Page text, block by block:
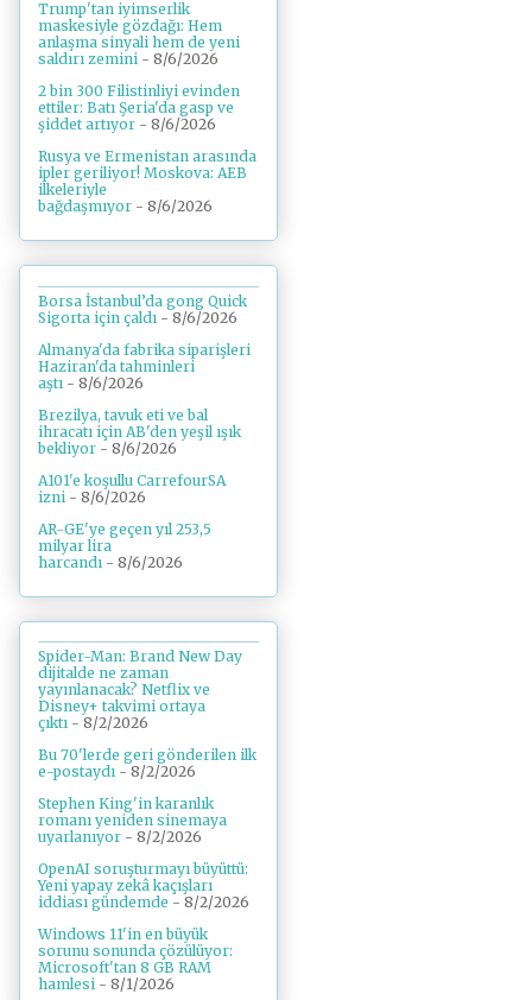
Trump'tan iyimserlik
maskesiyle gözdağı: Hem
anlaşma sinyali hem de yeni
saldırı zemini - 8/6/2026
2 bin 300 Filistinliyi evinden
ettiler: Batı Şeria'da gasp ve
şiddet artıyor - 8/6/2026
Rusya ve Ermenistan arasında
ipler geriliyor! Moskova: AEB
ilkeleriyle
bağdaşmıyor - 8/6/2026
Borsa İstanbul’da gong Quick
Sigorta için çaldı - 8/6/2026
Almanya'da fabrika siparişleri
Haziran'da tahminleri
aştı - 8/6/2026
Brezilya, tavuk eti ve bal
ihracatı için AB'den yeşil ışık
bekliyor - 8/6/2026
A101'e koşullu CarrefourSA
izni - 8/6/2026
AR-GE'ye geçen yıl 253,5
milyar lira
harcandı - 8/6/2026
Spider-Man: Brand New Day
dijitalde ne zaman
yayınlanacak? Netflix ve
Disney+ takvimi ortaya
çıktı - 8/2/2026
Bu 70'lerde geri gönderilen ilk
e-postaydı - 8/2/2026
Stephen King'in karanlık
romanı yeniden sinemaya
uyarlanıyor - 8/2/2026
OpenAI soruşturmayı büyüttü:
Yeni yapay zekâ kaçışları
iddiası gündemde - 8/2/2026
Windows 11'in en büyük
sorunu sonunda çözülüyor:
Microsoft'tan 8 GB RAM
hamlesi - 8/1/2026